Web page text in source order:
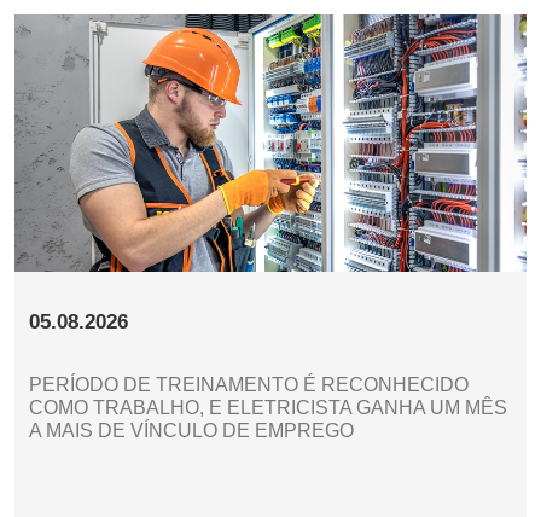
05.08.2026
PERÍODO DE TREINAMENTO É RECONHECIDO
COMO TRABALHO, E ELETRICISTA GANHA UM MÊS
A MAIS DE VÍNCULO DE EMPREGO